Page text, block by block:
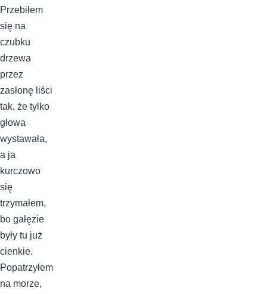
Przebiłem
się na
czubku
drzewa
przez
zasłonę liści
tak, że tylko
głowa
wystawała,
a ja
kurczowo
się
trzymałem,
bo gałęzie
były tu już
cienkie.
Popatrzyłem
na morze,